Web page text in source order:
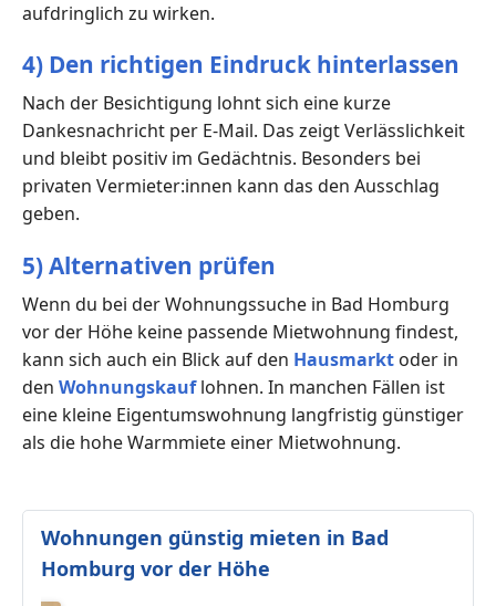
aufdringlich zu wirken.
4) Den richtigen Eindruck hinterlassen
Nach der Besichtigung lohnt sich eine kurze
Dankesnachricht per E-Mail. Das zeigt Verlässlichkeit
und bleibt positiv im Gedächtnis. Besonders bei
privaten Vermieter:innen kann das den Ausschlag
geben.
5) Alternativen prüfen
Wenn du bei der Wohnungssuche in Bad Homburg
vor der Höhe keine passende Mietwohnung findest,
kann sich auch ein Blick auf den Hausmarkt oder in
den Wohnungskauflohnen. In manchen Fällen ist
eine kleine Eigentumswohnung langfristig günstiger
als die hohe Warmmiete einer Mietwohnung.
Wohnungen günstig mieten in Bad
Homburg vor der Höhe